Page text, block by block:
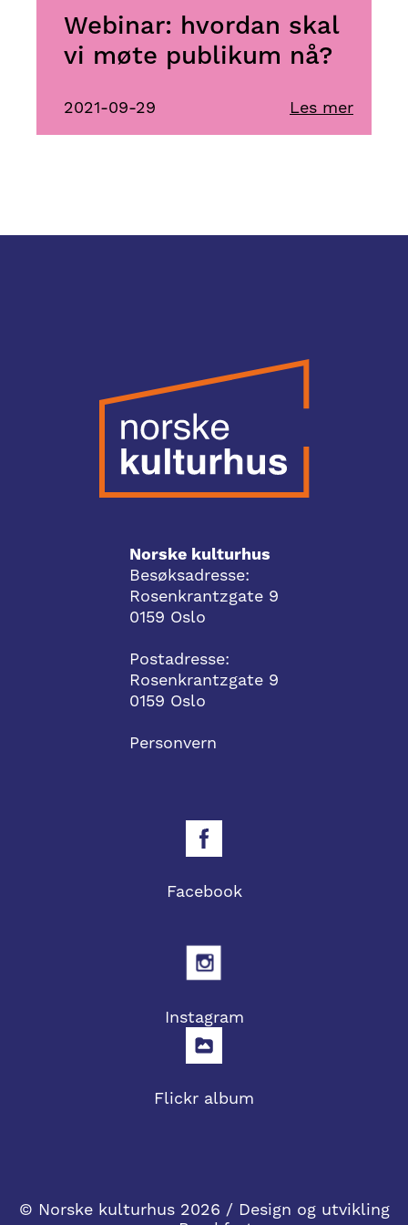
Webinar: hvordan skal
vi møte publikum nå?
2021-09-29 Les mer
Norske kulturhus
Besøksadresse:
Rosenkrantzgate 9
0159 Oslo
Postadresse:
Rosenkrantzgate 9
0159 Oslo
Personvern
Facebook
Instagram
Flickr album
© Norske kulturhus 2026 / Design og utvikling